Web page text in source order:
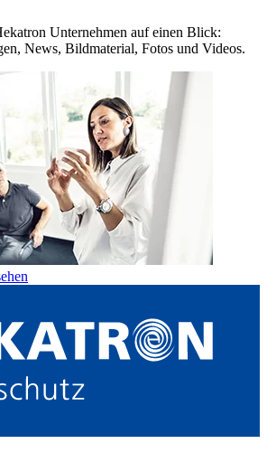
Unternehmen auf einen Blick:
News, Bildmaterial, Fotos und Videos.